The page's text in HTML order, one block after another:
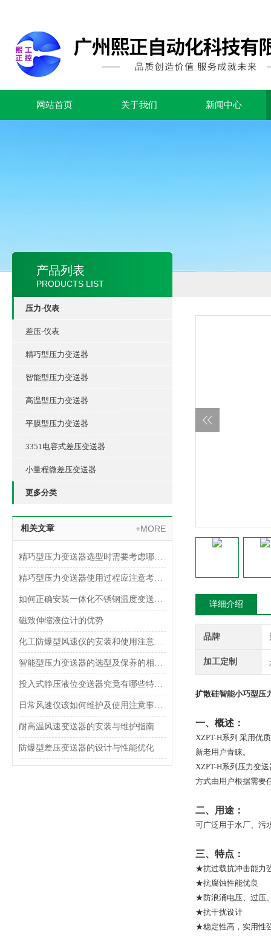
网站首页 关于我们 新闻中心
产品列表
PRODUCTS LIST
压力-仪表
差压-仪表
精巧型压力变送器
智能型压力变送器
高温型压力变送器
平膜型压力变送器
3351电容式差压变送器
小量程微差压变送器
更多分类
相关文章 +MORE
精巧型压力变送器选型时需要考虑哪些因素？
精巧型压力变送器使用过程应注意考虑什么？
如何正确安装一体化不锈钢温度变送器？
磁致伸缩液位计的优势
化工防爆型风速仪的安装和使用注意事项
智能型压力变送器的选型及保养的相关知识
投入式静压液位变送器究竟有哪些特点呢？
日常风速仪该如何维护及使用注意事项是什么呢？
耐高温风速变送器的安装与维护指南
防爆型差压变送器的设计与性能优化
详细介绍
品牌
加工定制
扩散硅智能小巧型压
一、概述：
XZPT-H系列 采用优
新老用户青睐。
XZPT-H系列压力变
方式由用户根据需要
二、用途：
可广泛用于水厂、污
三、特点：
★抗过载抗冲击能力
★抗腐蚀性能优良
★防浪涌电压、过压
★抗干扰设计
★稳定性高，实用性